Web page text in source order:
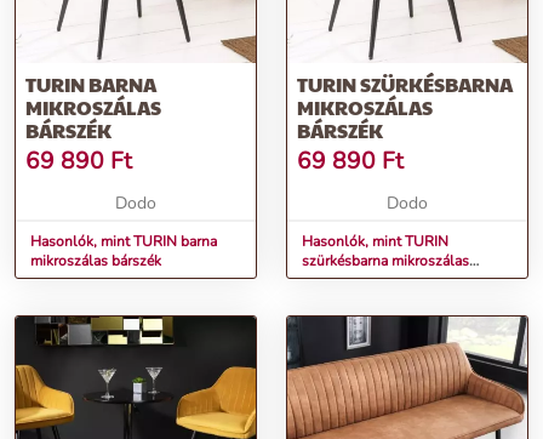
TURIN BARNA
MIKROSZÁLAS
BÁRSZÉK
69 890 Ft
Dodo
Hasonlók, mint TURIN barna
mikroszálas bárszék
TURIN SZÜRKÉSBARNA
MIKROSZÁLAS
BÁRSZÉK
69 890 Ft
Dodo
Hasonlók, mint TURIN
szürkésbarna mikroszálas
bárszék